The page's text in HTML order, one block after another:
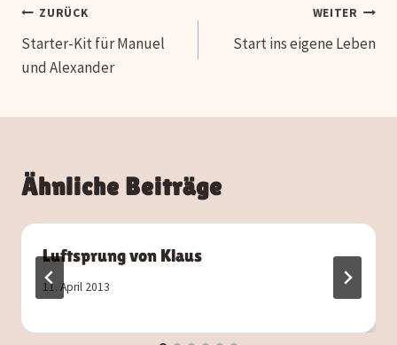
Beitragsnavigation
ZURÜCK
Starter-Kit für Manuel
und Alexander
WEITER
Start ins eigene Leben
Ähnliche Beiträge
Luftsprung von Klaus
11. April 2013